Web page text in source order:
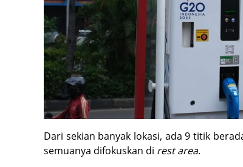
Dari sekian banyak lokasi, ada 9 titik
semuanya difokuskan di rest area.